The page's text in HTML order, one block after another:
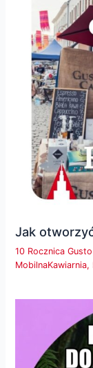
Jak
10 Rocznica
MobilnaKawiarnia,